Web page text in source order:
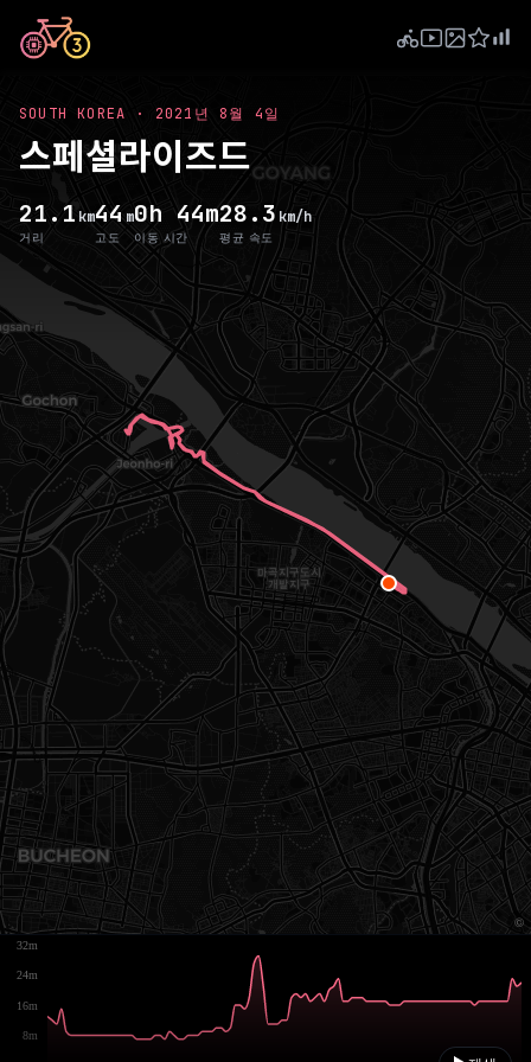
SOUTH KOREA · 2021년 8월 4일
스페셜라이즈드
21.1 km
거리
44m
고도
0h 44m
이동 시간
28.3 km/h
평균 속도
8m
16m
24m
32m